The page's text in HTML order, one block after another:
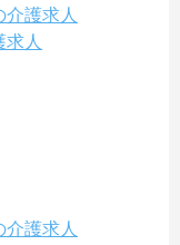
護求人
人
護求人